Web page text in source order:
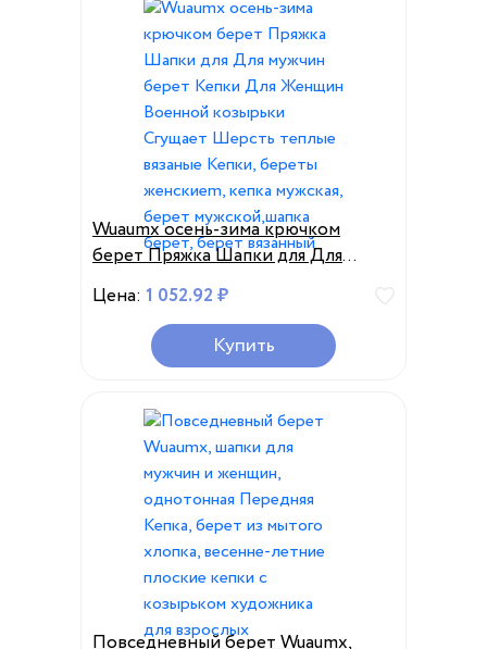
Wuaumx осень-зима крючком
берет Пряжка Шапки для Для
мужчин берет Кепки Для Женщин
Военной козырьки Сгущает
Шерсть теплые вязаные Кепки,
береты женскиеm, кепка мужская,
вязанный
Цена: 1 052.92 ₽
Купить
Повседневный берет Wuaumx,